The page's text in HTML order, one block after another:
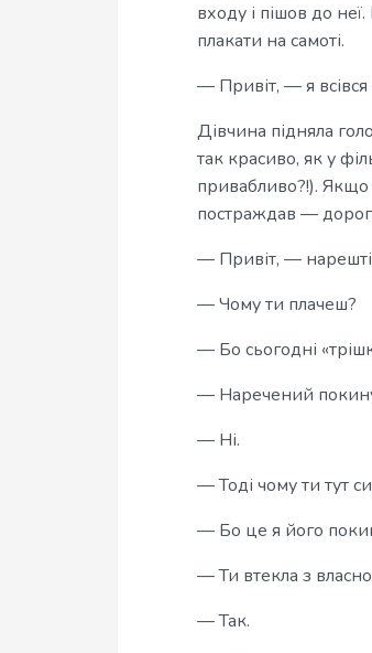
входу і пішов до
плакати на самоті.
— Привіт, — я всівся
Дівчина підняла
так красиво, як у
привабливо?!).
постраждав —
— Привіт, —
— Чому ти плачеш?
— Бо сьогодні
— Наречений
— Ні.
— Тоді чому ти тут
— Бо це я його
— Ти втекла з
— Так.